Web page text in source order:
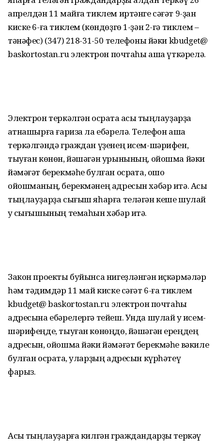
апрелдән 11 майға тиклем иртәнге сәғәт 9-ҙан
киске 6-ға тиклем (көндөҙгө 1-ҙән 2-гә тиклем –
тәнәфес) (347) 218-31-50 телефоны йәки kbudget@
baskortostan.ru электрон почтаһы аша үткәрелә.
Электрон теркәлгән осраҡта асыҡ тыңлауҙарҙа
ҡатнашырға ғариза ла ебәрелә. Телефон аша
теркәлгәндә граждан үҙенең исем-шәрифен,
тыуған көнөн, йәшәгән урынының, ойошма йәки
йәмәғәт берекмәһе булған осраҡта, ошо
ойошманың, берекмәнең адресын хәбәр итә. Асыҡ
тыңлауҙарҙа сығыш яһарға теләгән кеше шулай
уҡ сығышының темаһын хәбәр итә.
Закон проекты буйынса нигеҙләнгән иҫкәрмәләр
һәм тәҡдимдәр 11 май киске сәғәт 6-ға тиклем
kbudget@ baskortostan.ru электрон почтаһы
адресына ебәрелергә тейеш. Унда шулай уҡ исем-
шәрифеңде, тыуған көнөңдө, йәшәгән ереңдең
адресын, ойошма йәки йәмәғәт берекмәһе вәкиле
булған осраҡта, уларҙың адресын күрһәтеү
фарыз.
Асыҡ тыңлауҙарға килгән граждандарҙы теркәү